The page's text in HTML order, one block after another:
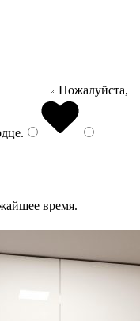
Пожалуйста,
.
время.